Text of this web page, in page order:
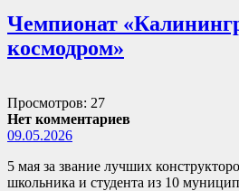
Чемпионат
космодром»
Просмотров: 27
Нет комментариев
09.05.2026
5 мая за звание лучших
школьника и студента из 10